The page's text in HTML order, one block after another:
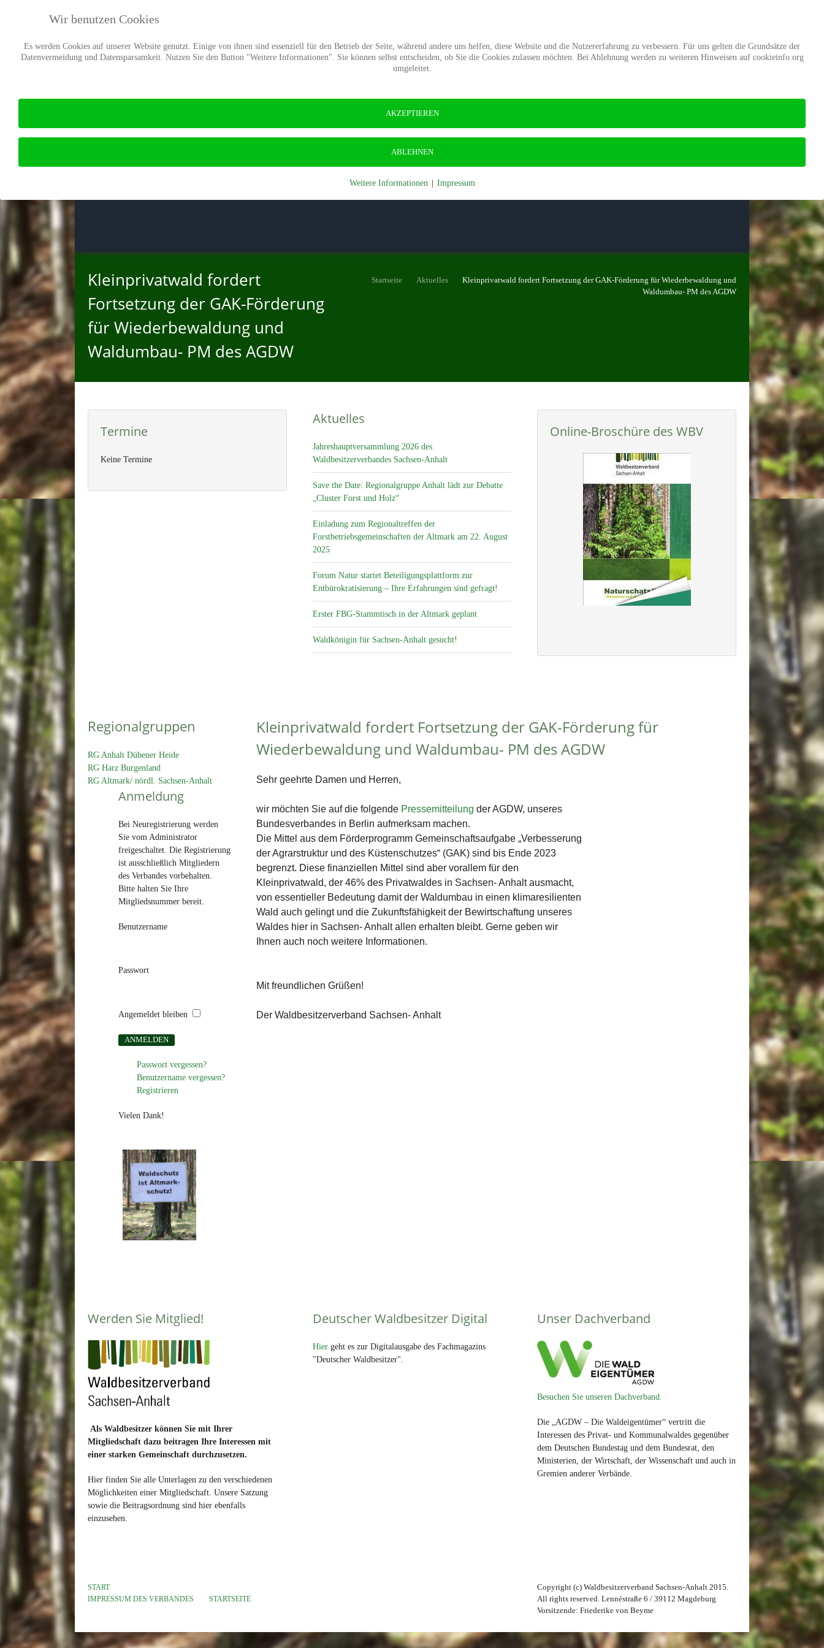
Kleinprivatwald fordert
Fortsetzung der GAK-Förderung
für Wiederbewaldung und
Waldumbau- PM des AGDW
Startseite Aktuelles
Kleinprivatwald fordert Fortsetzung der GAK-Förderung für Wiederbewaldung und
Waldumbau- PM des AGDW
Termine
Keine Termine
Aktuelles
Jahreshauptversammlung 2026 des
Waldbesitzerverbandes Sachsen-Anhalt
Save the Date: Regionalgruppe Anhalt lädt zur Debatte
„Cluster Forst und Holz“
Einladung zum Regionaltreffen der
Forstbetriebsgemeinschaften der Altmark am 22. August
2025
Forum Natur startet Beteiligungsplattform zur
Entbürokratisierung – Ihre Erfahrungen sind gefragt!
Erster FBG-Stammtisch in der Altmark geplant
Waldkönigin für Sachsen-Anhalt gesucht!
Online-Broschüre des WBV
Regionalgruppen
RG Anhalt Dübener Heide
RG Harz Burgenland
RG Altmark/ nördl. Sachsen-Anhalt
Anmeldung
Bei Neuregistrierung werden
Sie vom Administrator
freigeschaltet. Die Registrierung
ist ausschließlich Mitgliedern
des Verbandes vorbehalten.
Bitte halten Sie Ihre
Mitgliedsnummer bereit.
Benutzername
Passwort
Angemeldet bleiben
Passwort vergessen?
Benutzername vergessen?
Registrieren
Vielen Dank!
Kleinprivatwald fordert Fortsetzung der GAK-Förderung für
Wiederbewaldung und Waldumbau- PM des AGDW
Sehr geehrte Damen und Herren,
wir möchten Sie auf die folgende Pressemitteilung der AGDW, unseres
Bundesverbandes in Berlin aufmerksam machen.
Die Mittel aus dem Förderprogramm Gemeinschaftsaufgabe „Verbesserung
der Agrarstruktur und des Küstenschutzes“ (GAK) sind bis Ende 2023
begrenzt. Diese finanziellen Mittel sind aber vorallem für den
Kleinprivatwald, der 46% des Privatwaldes in Sachsen- Anhalt ausmacht,
von essentieller Bedeutung damit der Waldumbau in einen klimaresilienten
Wald auch gelingt und die Zukunftsfähigkeit der Bewirtschaftung unseres
Waldes hier in Sachsen- Anhalt allen erhalten bleibt. Gerne geben wir
Ihnen auch noch weitere Informationen.
Mit freundlichen Grüßen!
Der Waldbesitzerverband Sachsen- Anhalt
Werden Sie Mitglied!
Als Waldbesitzer können Sie mit Ihrer
Mitgliedschaft dazu beitragen Ihre Interessen mit
einer starken Gemeinschaft durchzusetzen.
Hier finden Sie alle Unterlagen zu den verschiedenen
Möglichkeiten einer Mitgliedschaft. Unsere Satzung
sowie die Beitragsordnung sind hier ebenfalls
einzusehen.
Deutscher Waldbesitzer Digital
Hiergeht es zur Digitalausgabe des Fachmagazins
"Deutscher Waldbesitzer".
Unser Dachverband
Besuchen Sie unseren Dachverband.
Die „AGDW – Die Waldeigentümer“ vertritt die
Interessen des Privat- und Kommunalwaldes gegenüber
dem Deutschen Bundestag und dem Bundesrat, den
Ministerien, der Wirtschaft, der Wissenschaft und auch in
Gremien anderer Verbände.
START
IMPRESSUM DES VERBANDES
STARTSEITE
Copyright (c) Waldbesitzerverband Sachsen-Anhalt 2015.
All rights reserved. Lennéstraße 6 / 39112 Magdeburg
Vorsitzende: Friederike von Beyme
Wir benutzen Cookies
Es werden Cookies auf unserer Website genutzt. Einige von ihnen sind essenziell für den Betrieb der Seite, während andere uns helfen, diese Website und die Nutzererfahrung zu verbessern. Für uns gelten die Grundsätze der
Datenvermeidung und Datensparsamkeit. Nutzen Sie den Button "Weitere Informationen". Sie können selbst entscheiden, ob Sie die Cookies zulassen möchten. Bei Ablehnung werden zu weiteren Hinweisen auf cookieinfo.org
umgeleitet.
AKZEPTIEREN
ABLEHNEN
Weitere Informationen Impressum